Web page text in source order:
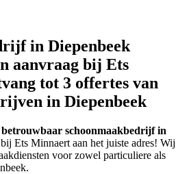
in Diepenbeek
aanvraag bij Ets
tot 3 offertes van
in Diepenbeek
betrouwbaar schoonmaakbedrijf in
Ets Minnaert aan het juiste adres! Wij
voor zowel particuliere als